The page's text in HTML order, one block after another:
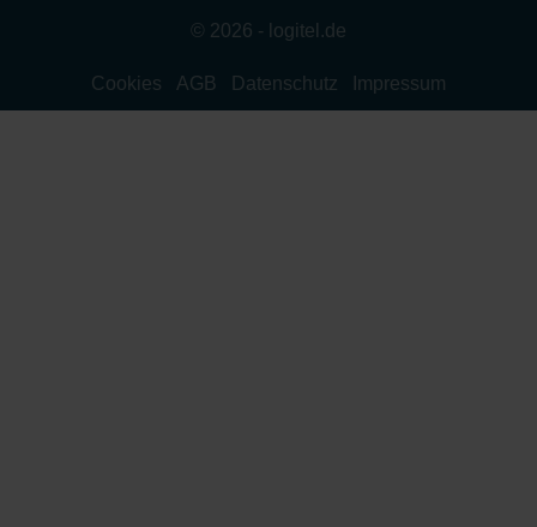
© 2026 - logitel.de
Cookies AGB Datenschutz Impressum